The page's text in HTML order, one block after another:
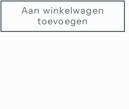
Aan winkelwagen
toevoegen